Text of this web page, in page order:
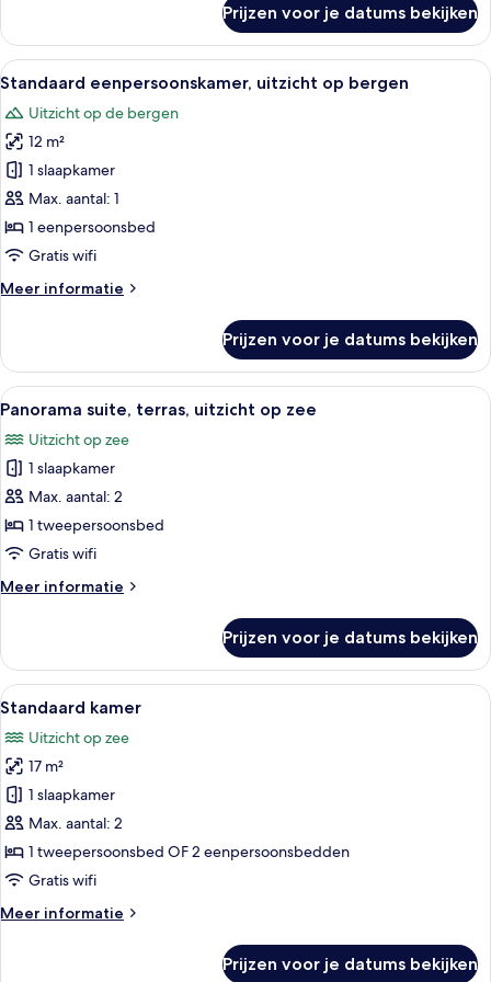
tweepersoonskamer,
tweepersoonsbed,
uitzicht
op
zee
Prijzen voor je datums bekijken
Alle
foto's
voor
Standaard
eenpersoonskamer,
uitzicht
op
bergen
Een hotelkamer met een bed, een
3
Standaard eenpersoonskamer, uitzicht op bergen
Uitzicht op de bergen
12 m²
1 slaapkamer
Max. aantal: 1
1 eenpersoonsbed
Gratis wifi
Meer informatie
Meer
eenpersoonskamer,
uitzicht
op
Prijzen voor je datums bekijken
Alle
foto's
voor
Panorama
suite,
terras,
uitzicht
zee
Een hotelkamer met een groot bed,
8
Panorama suite, terras, uitzicht op zee
Uitzicht op zee
1 slaapkamer
Max. aantal: 2
1 tweepersoonsbed
Gratis wifi
Meer informatie
Meer
suite,
terras,
uitzicht
zee
Prijzen voor je datums bekijken
Alle
foto's
voor
Standaard
kamer
laden
Een hotelkamer met een groot bed,
5
Standaard kamer
Uitzicht op zee
17 m²
1 slaapkamer
Max. aantal: 2
1 tweepersoonsbed OF 2 eenpersoonsbedden
Gratis wifi
Meer informatie
Meer
Prijzen voor je datums bekijken